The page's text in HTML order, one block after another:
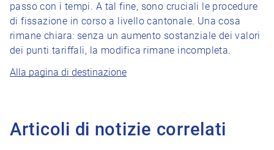
passo con i tempi. A tal fine, sono cruciali le procedure
di fissazione in corso a livello cantonale. Una cosa
rimane chiara: senza un aumento sostanziale dei valori
dei punti tariffali, la modifica rimane incompleta.
Alla pagina di destinazione
Articoli di notizie correlati